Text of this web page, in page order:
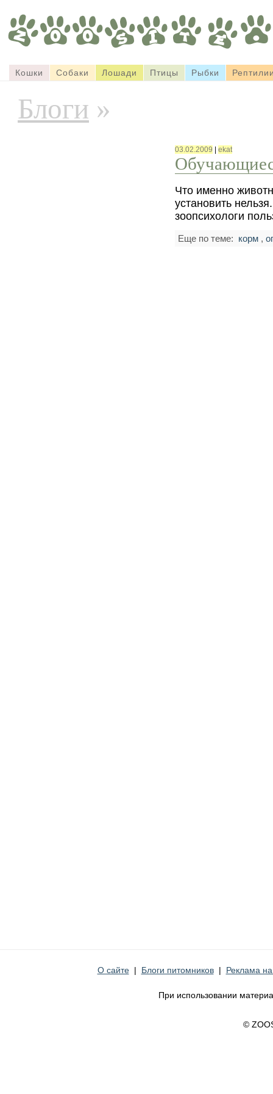
Кошки Собаки Лошади Птицы Рыбки
Блоги »
03.02.2009 |ekat
Что именно
установить
зоопсихологи
Еще по теме: корм ,
О сайте| Блоги питомников| Реклама
При использовании
©